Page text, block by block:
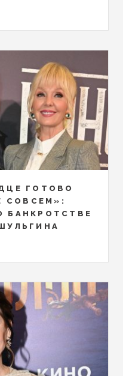
ГОТОВО
СОВСЕМ»:
БАНКРОТСТВЕ